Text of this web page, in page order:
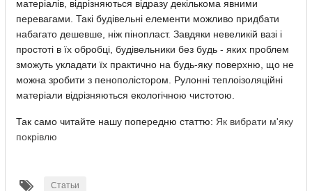
матеріалів, відрізняються відразу декількома явними
перевагами. Такі будівельні елементи можливо придбати
набагато дешевше, ніж пінопласт. Завдяки невеликій вазі і
простоті в їх обробці, будівельники без будь - яких проблем
зможуть укладати їх практично на будь-яку поверхню, що не
можна зробити з пенополістором. Рулонні теплоізоляційні
матеріали відрізняються екологічною чистотою.
Так само читайте нашу попередню статтю: Як вибрати м'яку
покрівлю
Статьи